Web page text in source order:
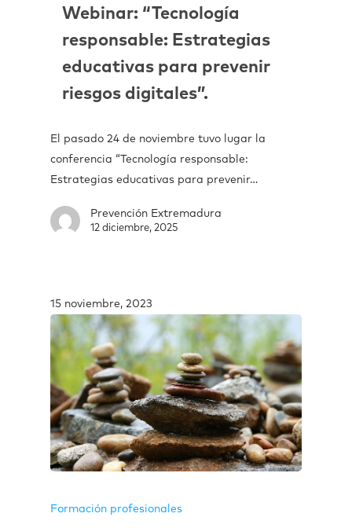
Webinar: “Tecnología
responsable: Estrategias
educativas para prevenir
riesgos digitales”.
El pasado 24 de noviembre tuvo lugar la
conferencia “Tecnología responsable:
Estrategias educativas para prevenir…
Prevención Extremadura
12 diciembre, 2025
15 noviembre, 2023
Formación profesionales